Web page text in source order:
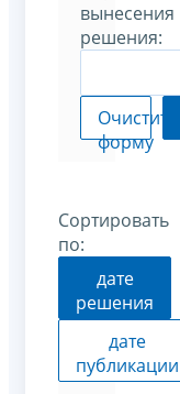
вынесения
решения:
Очистить
форму
Сортировать
по:
дате
решения
дате
публикации